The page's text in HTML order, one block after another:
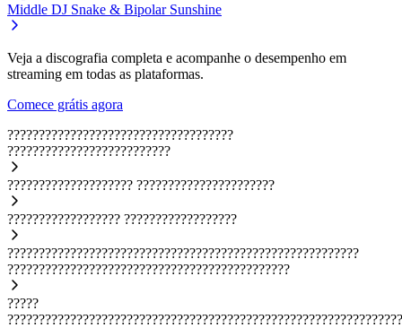
Middle DJ Snake & Bipolar Sunshine
Veja a discografia completa e acompanhe o desempenho em
streaming em todas as plataformas.
Comece grátis agora
????????????????????????????????????
??????????????????????????
???????????????????? ??????????????????????
?????????????????? ??????????????????
????????????????????????????????????????????????????????
?????????????????????????????????????????????
?????